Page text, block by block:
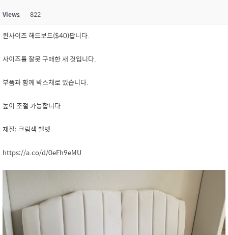
Views 822
퀸사이즈 해드보드($40)팝니다.
사이즈를 잘못 구매한 새 것입니다.
부품과 함께 박스채로 있습니다.
높이 조절 가능합니다
재질: 크림색 벨벳
https://a.co/d/0eFh9eMU